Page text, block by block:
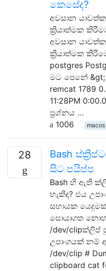
කෙසේද?
අවසාන
ක්‍රියාත්මක
අවසාන
ක්‍රියාත්මක
postgres
මට පෙනේ &gt;
remcat 1789
11:28PM
ප්‍රශ්නය …
1006
macos
28
Bash
සිට පයිප්ප
Bash හි ඇති
හැකිද? එය
සහායක
සොයාගත
/dev/
උපාංගයක් නම්
/dev/clip #
clipboard cat